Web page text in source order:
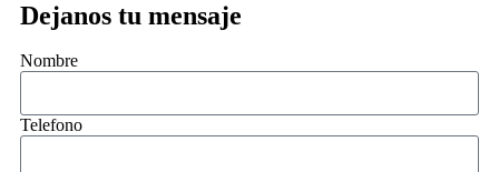
Dejanos tu mensaje
Nombre
Telefono